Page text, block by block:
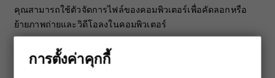
คุณสามารถใช้ตัวจัดการไฟล์ของคอมพิวเตอร์เพื่อคัดลอกหรือ
ย้ายภาพถ่ายและวิดีโอลงในคอมพิวเตอร์
ต่อโทรศัพท์กับคอมพิวเตอร์โดยใช้สาย USB ที่ใช้ร่วมกันได้ ใน
การตั้งค่าประเภทการเชื่อมต่อ USB ให้เปิดแผงการแจ้งเตือน และ
การตั้งค่าคุกกี้